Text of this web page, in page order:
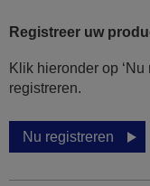
Registreer uw
Klik hieronder op
registreren.
Nu registreren